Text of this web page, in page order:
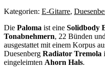
Kategorien: E-Gitarre,
Die Paloma ist eine Solidbody
Tonabnehmern, 22 Bünden
ausgestattet mit einem Korpus
Duesenberg Radiator Tremola
eingeleimten Ahorn Hals.